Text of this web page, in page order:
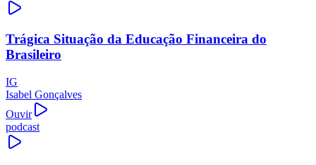
Trágica Situação da Educação Financeira do
Brasileiro
IG
Isabel Gonçalves
Ouvir
podcast